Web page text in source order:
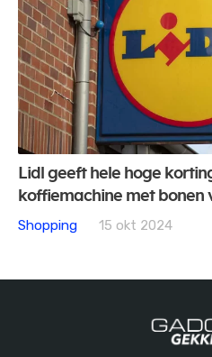
Lidl geeft hele hoge
koffiemachine met bonen
Shopping
15 okt 2024